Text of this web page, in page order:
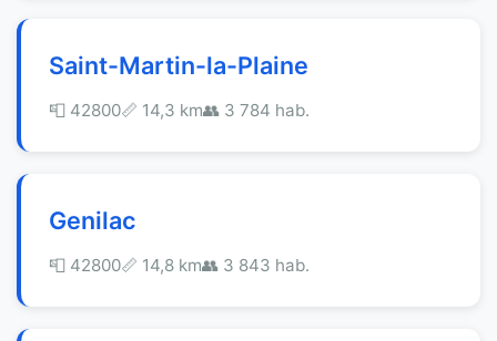
Saint-Martin-la-Plaine
📮 42800📏 14,3 km👥 3 784 hab.
Genilac
📮 42800📏 14,8 km👥 3 843 hab.